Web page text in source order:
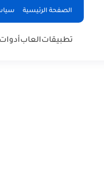
الصفحة الرئيسية
تطبيقاتالعابأدوات